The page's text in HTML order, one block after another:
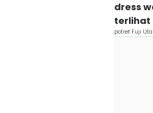
dress
terlihat
potret Fuji